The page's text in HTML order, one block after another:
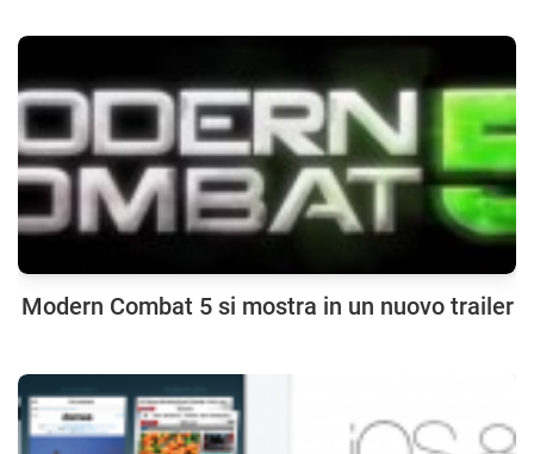
Modern Combat 5 si mostra in un nuovo trailer